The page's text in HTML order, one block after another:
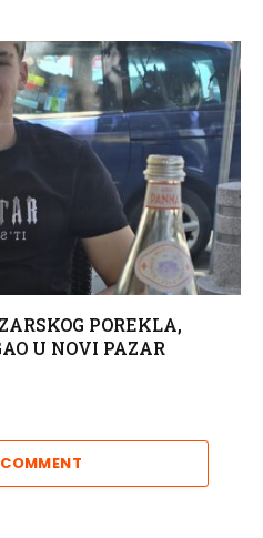
POREKLA,
U NOVI PAZAR